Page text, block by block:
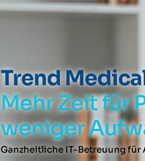
Trend
Mehr Zeit für
weniger
Ganzheitliche IT-Betreuung